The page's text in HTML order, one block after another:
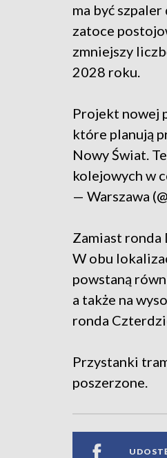
ma być
zatoce
zmniejszy
2028 roku.
Projekt nowej
które planują
Nowy Świat.
kolejowych w
— Warszawa
Zamiast ronda
W obu
powstaną
a także na
ronda
Przystanki
poszerzone.